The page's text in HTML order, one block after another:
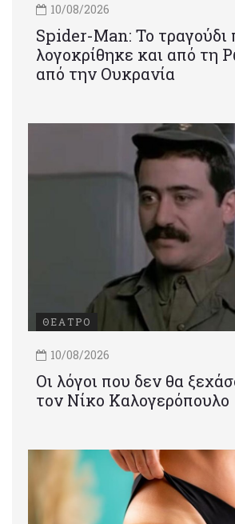
10/08/2026
Spider-Man: Το τραγούδι
λογοκρίθηκε και από τη
από την Ουκρανία
ΘΕΑΤΡΟ
10/08/2026
Οι λόγοι που δεν θα
τον Νίκο Καλογερόπουλο